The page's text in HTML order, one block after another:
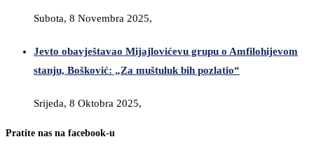
Subota, 8 Novembra 2025,
Jevto obavještavao Mijajlovićevu grupu o Amfilohijevom
stanju, Bošković: „Za muštuluk bih pozlatio“
Srijeda, 8 Oktobra 2025,
Pratite nas na facebook-u